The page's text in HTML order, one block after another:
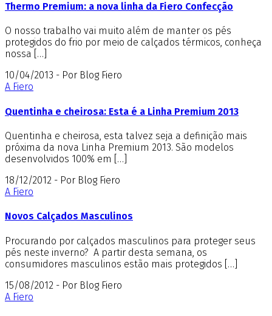
Thermo Premium: a nova linha da Fiero Confecção
O nosso trabalho vai muito além de manter os pés
protegidos do frio por meio de calçados térmicos, conheça
nossa […]
10/04/2013 - Por Blog Fiero
A Fiero
Quentinha e cheirosa: Esta é a Linha Premium 2013
Quentinha e cheirosa, esta talvez seja a definição mais
próxima da nova Linha Premium 2013. São modelos
desenvolvidos 100% em […]
18/12/2012 - Por Blog Fiero
A Fiero
Novos Calçados Masculinos
Procurando por calçados masculinos para proteger seus
pés neste inverno? A partir desta semana, os
consumidores masculinos estão mais protegidos […]
15/08/2012 - Por Blog Fiero
A Fiero